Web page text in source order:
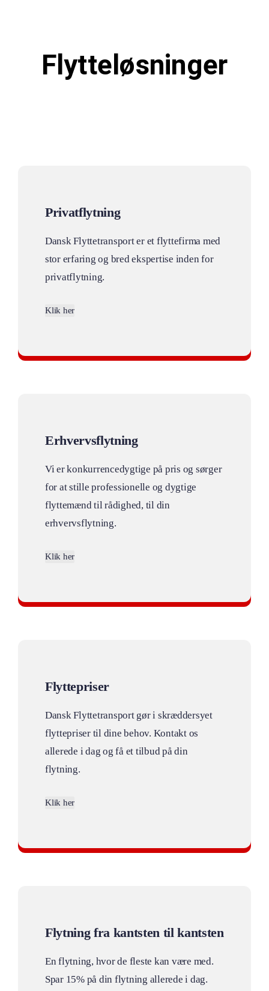
Flytteløsninger
Privatflytning
Dansk Flyttetransport er et flyttefirma med
stor erfaring og bred ekspertise inden for
privatflytning.
Klik her
Erhvervsflytning
Vi er konkurrencedygtige på pris og sørger
for at stille professionelle og dygtige
flyttemænd til rådighed, til din
erhvervsflytning.
Klik her
Flyttepriser
Dansk Flyttetransport gør i skræddersyet
flyttepriser til dine behov. Kontakt os
allerede i dag og få et tilbud på din
flytning.
Klik her
Flytning fra kantsten til kantsten
En flytning, hvor de fleste kan være med.
Spar 15% på din flytning allerede i dag.